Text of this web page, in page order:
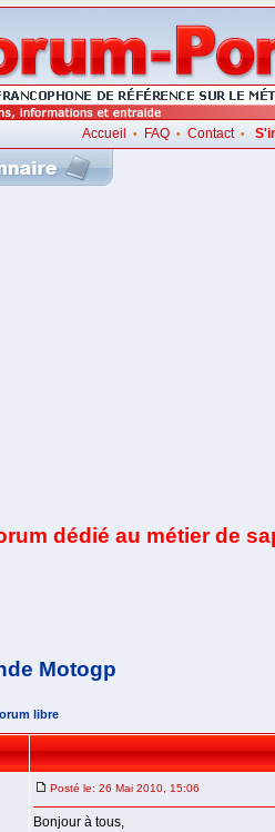
Accueil • FAQ• Contact•
dédié au métier de
Motogp
libre
Posté le: 26 Mai 2010, 15:06
Bonjour à tous,